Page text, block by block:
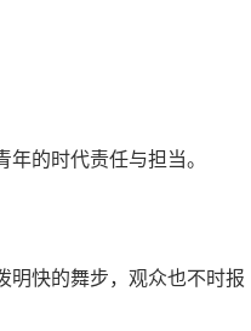
的时代责任与担当。
明快的舞步，观众也不时报